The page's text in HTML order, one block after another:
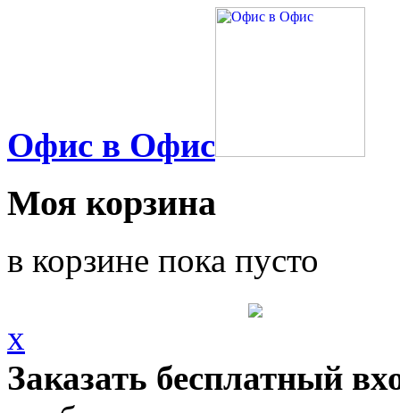
Офис в Офис
Моя корзина
в корзине пока пусто
x
Заказать бесплатный